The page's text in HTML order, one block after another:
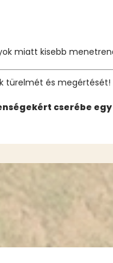
miatt kisebb
türelmét és megértését!
cserébe